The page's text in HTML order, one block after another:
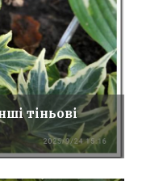
тіньові